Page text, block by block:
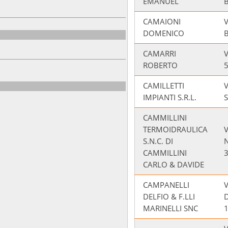
CAMAIONI
DOMENICO
CAMARRI
ROBERTO
CAMILLETTI
IMPIANTI S.R.L.
CAMMILLINI
TERMOIDRAULICA
S.N.C. DI
CAMMILLINI
CARLO & DAVIDE
3
CAMPANELLI
DELFIO & F.LLI
MARINELLI SNC